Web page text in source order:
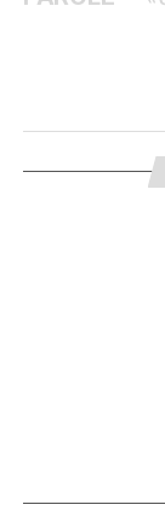
voglia di
sostenuto
situazioni
neanche il